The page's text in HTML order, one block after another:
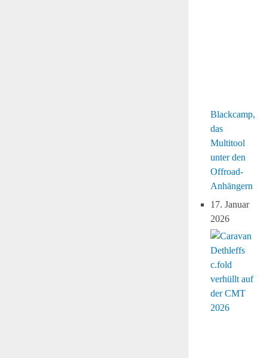
Blackcamp,
das
Multitool
unter den
Offroad-
Anhängern
17. Januar
2026